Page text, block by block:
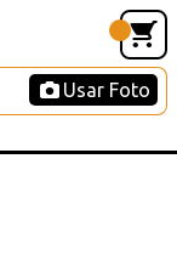
Usar Foto